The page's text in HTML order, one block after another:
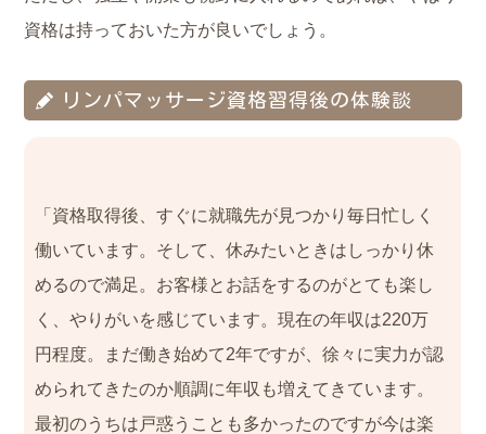
資格は持っておいた方が良いでしょう。
リンパマッサージ資格習得後の体験談
「資格取得後、すぐに就職先が見つかり毎日忙しく
働いています。そして、休みたいときはしっかり休
めるので満足。お客様とお話をするのがとても楽し
く、やりがいを感じています。現在の年収は220万
円程度。まだ働き始めて2年ですが、徐々に実力が認
められてきたのか順調に年収も増えてきています。
最初のうちは戸惑うことも多かったのですが今は楽